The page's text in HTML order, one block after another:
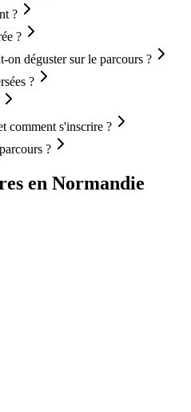
?
?
on déguster sur le parcours ?
?
comment s'inscrire ?
?
en Normandie